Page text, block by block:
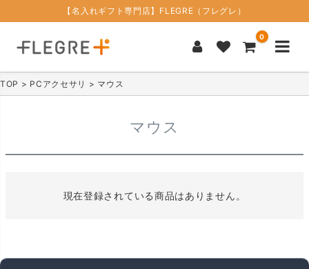
【名入れギフト専門店】FLEGRE（フレグレ）
0
TOP PCアクセサリ マウス
マウス
現在登録されている商品はありません。